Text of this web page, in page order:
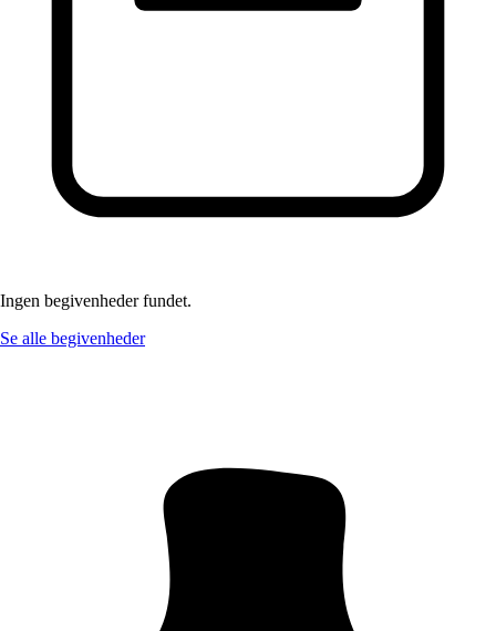
Ingen begivenheder fundet.
Se alle begivenheder